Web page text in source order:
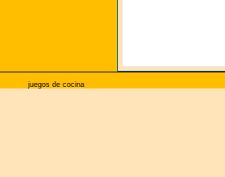
juegos de cocina